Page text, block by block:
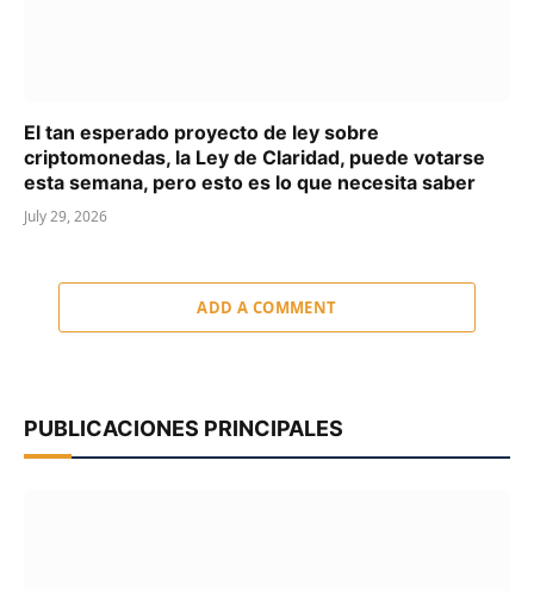
El tan esperado proyecto de ley sobre
criptomonedas, la Ley de Claridad, puede votarse
esta semana, pero esto es lo que necesita saber
July 29, 2026
ADD A COMMENT
PUBLICACIONES PRINCIPALES